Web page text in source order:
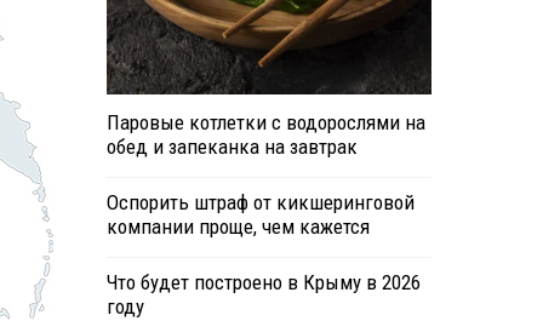
Паровые котлетки с водорослями на
обед и запеканка на завтрак
Оспорить штраф от кикшеринговой
компании проще, чем кажется
Что будет построено в Крыму в 2026
году